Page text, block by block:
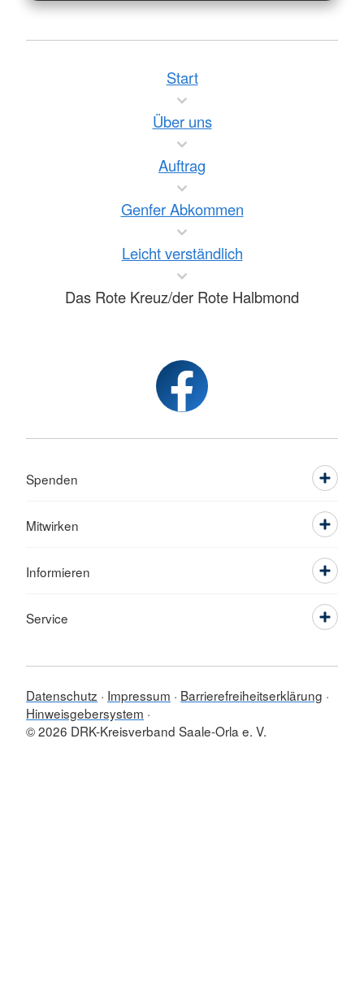
Start
Über uns
Auftrag
Genfer Abkommen
Leicht verständlich
Das Rote Kreuz/der Rote Halbmond
Spenden
Mitwirken
Informieren
Service
Datenschutz Impressum
Barrierefreiheitserklärung
Hinweisgebersystem
© 2026 DRK-Kreisverband Saale-Orla e. V.